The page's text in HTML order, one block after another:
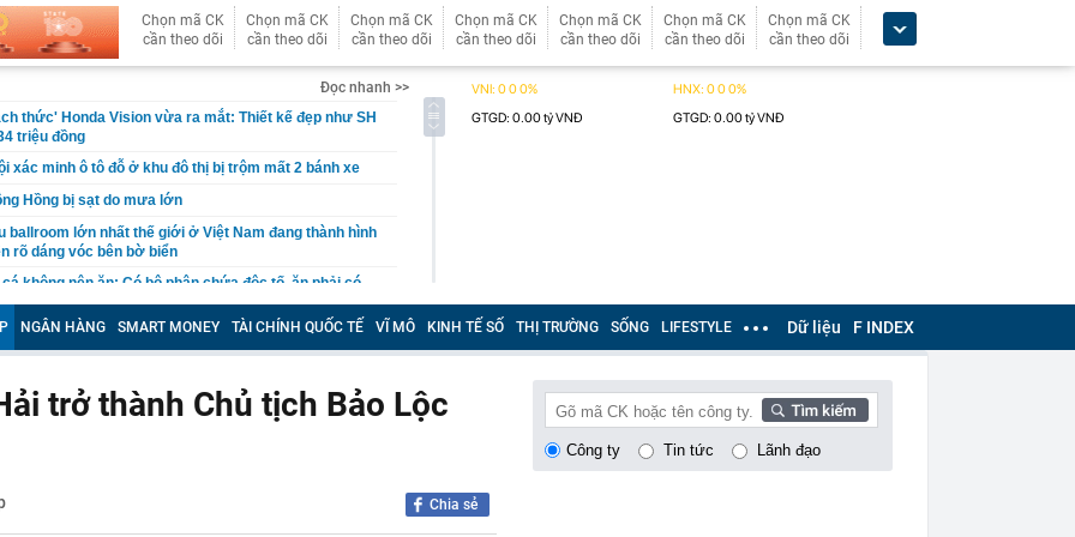
Chọn mã CK
cần theo dõi
Chọn mã CK
cần theo dõi
Chọn mã CK
cần theo dõi
Chọn mã CK
cần theo dõi
Chọn mã CK
cần theo dõi
Chọn mã CK
cần theo dõi
Chọn mã CK
cần theo dõi
Đọc nhanh >>
thức' Honda Vision vừa ra mắt: Thiết kế đẹp như SH
triệu đồng
xác minh ô tô đỗ ở khu đô thị bị trộm mất 2 bánh xe
Hồng bị sạt do mưa lớn
ballroom lớn nhất thế giới ở Việt Nam đang thành hình
rõ dáng vóc bên bờ biển
không nên ăn: Có bộ phận chứa độc tố, ăn phải có
cuộc đua bộ nhớ AI với chuẩn HBF mới
28 triệu đồng: Cô gái sinh năm 1990 phải đến công an
chuyển đổi số uy tín năm 2026
NGÂN HÀNG SMART MONEY TÀI CHÍNH QUỐC TẾ VĨ MÔ KINH TẾ SỐ THỊ TRƯỜNG SỐNG LIFESTYLE Dữ liệu F INDEX
trở thành Chủ tịch Bảo Lộc
Chia sẻ
Công ty Tin tức Lãnh đạo